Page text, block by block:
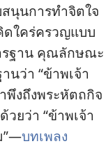
นุนการทำจิตใจ
ดใคร่ครวญแบบ
รฐาน คุณลักษณะ
นว่า “ข้าพเจ้า
พึงถึงพระหัตถกิจ
ด้วยว่า “ข้าพเจ้า
”—บทเพลง